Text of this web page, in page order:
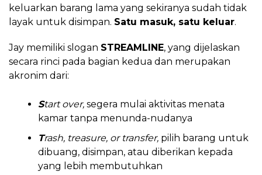
keluarkan barang lama yang sekiranya sudah tidak
layak untuk disimpan. Satu masuk, satu keluar.
Jay memiliki slogan STREAMLINE, yang dijelaskan
secara rinci pada bagian kedua dan merupakan
akronim dari:
Start over, segera mulai aktivitas menata
kamar tanpa menunda-nudanya
Trash, treasure, or transfer, pilih barang untuk
dibuang, disimpan, atau diberikan kepada
yang lebih membutuhkan